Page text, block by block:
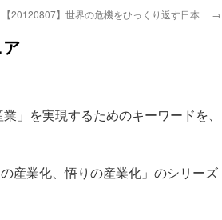
【20120807】世界の危機をひっくり返す日本 →
ア
」を実現するためのキーワードを、
産業化、悟りの産業化」のシリーズ